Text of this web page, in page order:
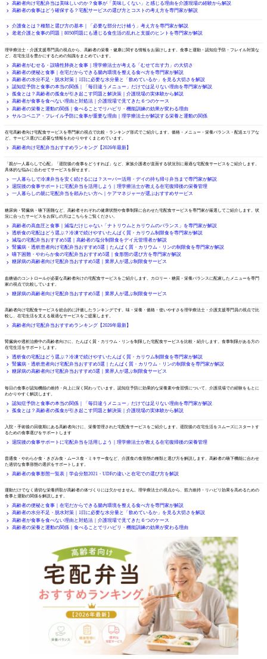
高齢者向け宅配弁当は美味しいのか？食事が「美味しくない」と感じる理由を介護現場の経験から解説
高齢者の食事はどう確保する？宅配サービスの選び方とコストの考え方を専門家が解説
介護食とは？種類と選び方の基本｜「必要な部分だけ補う」考え方を専門家が解説
老老介護と食事の問題｜8050問題にも通じる食生活の乱れと支援のヒントを専門家が解説
理学療法士・介護支援専門員の視点から、高齢者の栄養・健康に関する情報をお届けします。食事と運動・認知症予防・フレイル対策な
ど、在宅生活を豊かにするための知識をまとめています。
高齢者がむせる・誤嚥性肺炎と食事｜理学療法士が考える「むせて出す力」の大切さ
高齢者の便秘と食事｜在宅だからできる腸内環境を整える食べ方を専門家が解説
高齢者の水分不足・脱水対策｜1日に必要な水分量と「飲めているか」を見る大切さを解説
認知症予防と食事の本当の関係｜「毎日違うメニュー」だけでは足りない理由を専門家が解説
孤食とは？高齢者の孤食が引き起こす問題と解決策｜介護現場の実体験から解説
高齢者が食事を食べない理由と対処法｜介護現場で見てきた６つのケース
高齢者の栄養と運動の関係｜食べることでリハビリ・機能訓練の効果が変わる理由
サルコペニア・フレイル予防に食事が重要な理由｜理学療法士が解説する栄養と運動の関係
在宅高齢者向け宅配食サービスを専門家の視点で比較・ランキング形式でご紹介します。価格・メニュー・栄養バランス・配送エリアな
ど、サービス選びに必要な情報をわかりやすくまとめています。
高齢者向け宅配弁当おすすめランキング【2026年最新】
「親が一人暮らしで心配」「退院後の食事をどうすれば」など、家族介護者が直面する状況別に最適な宅配食サービスをご紹介します。
具体的な悩みに合わせてサービスを探せます。
一人暮らしで冷凍弁当を安く続けるには？スーパー活用・デイの持ち帰り弁当まで専門家が解説
退院後の食事サポートに宅配弁当を活用しよう｜理学療法士が教える在宅復帰後の栄養管理
一人暮らしの親に宅配弁当を頼みたい方へ｜ケアマネジャーが選ぶおすすめサービス
糖尿病・腎臓病・嚥下困難など、高齢者それぞれの健康状態や食事制限に合わせた宅配食サービスを専門家が厳選してご紹介します。状
況に合ったサービスをお探しの方はこちらをご覧ください。
高齢者の高血圧と食事｜減塩だけじゃない「ナトリウムとカリウムのバランス」を専門家が解説
透析食の宅配はどう選ぶ？冷凍で続けやすいたんぱく質・カリウム制限食を専門家が解説
減塩の宅配弁当おすすめ5選｜高齢者の塩分制限食をデイ元管理者が解説
腎臓病・透析患者向け宅配弁当おすすめ5選｜たんぱく質・カリウム・リンの制限食を専門家が解説
嚥下困難・やわらか食の宅配弁当おすすめ5選｜食形態の選び方を専門家が解説
糖尿病の高齢者向け宅配弁当おすすめ5選｜業界人が選ぶ制限食サービス
血糖値のコントロールが必要な高齢者向けの宅配食サービスをご紹介します。カロリー・糖質・栄養バランスに配慮したメニューを専門
家の視点で比較しています。
糖尿病の高齢者向け宅配弁当おすすめ5選｜業界人が選ぶ制限食サービス
高齢者向け宅配食サービスを総合的に評価したランキングです。味・栄養・価格・使いやすさを理学療法士・介護支援専門員の視点で比
較し、在宅生活を支える最適なサービスをご提案します。
高齢者向け宅配弁当おすすめランキング【2026年最新】
腎臓病や透析治療中の高齢者向けに、たんぱく質・カリウム・リンを制限した宅配食サービスを比較・紹介します。食事制限がある方の
在宅生活をサポートします。
透析食の宅配はどう選ぶ？冷凍で続けやすいたんぱく質・カリウム制限食を専門家が解説
腎臓病・透析患者向け宅配弁当おすすめ5選｜たんぱく質・カリウム・リンの制限食を専門家が解説
糖尿病の高齢者向け宅配弁当おすすめ5選｜業界人が選ぶ制限食サービス
毎日の食事が認知機能の維持・向上に深く関わっています。認知症予防に効果的な栄養素や食習慣について、介護現場での経験をもとに
わかりやすく解説します。
認知症予防と食事の本当の関係｜「毎日違うメニュー」だけでは足りない理由を専門家が解説
孤食とは？高齢者の孤食が引き起こす問題と解決策｜介護現場の実体験から解説
入院・手術後の回復期にある高齢者向けに、栄養管理された宅配食サービスをご紹介します。退院後の在宅生活をスムーズにスタートす
るための食事選びをサポートします
退院後の食事サポートに宅配弁当を活用しよう｜理学療法士が教える在宅復帰後の栄養管理
普通食・やわらか食・きざみ食・ムース食・ミキサー食など、介護食の食形態の種類と選び方を解説します。高齢者の嚥下機能に合わせ
た適切な食事形態の選択をサポートします。
高齢者の食事形態一覧表｜学会分類2021・UDFの違いと在宅での選び方を解説
運動だけでなく適切な栄養摂取が高齢者の体づくりには欠かせません。理学療法士の視点から、筋力維持・リハビリ効果を高めるための
食事と運動の関係を解説します。
高齢者の便秘と食事｜在宅だからできる腸内環境を整える食べ方を専門家が解説
高齢者の水分不足・脱水対策｜1日に必要な水分量と「飲めているか」を見る大切さを解説
高齢者が食事を食べない理由と対処法｜介護現場で見てきた６つのケース
高齢者の栄養と運動の関係｜食べることでリハビリ・機能訓練の効果が変わる理由